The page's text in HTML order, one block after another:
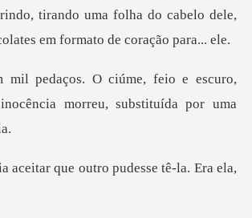
tirando uma folha do cabelo dele
e escuro,
morre
ar que outro pudesse t